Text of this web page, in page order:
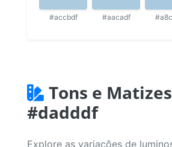
#accbdf #aacadf
Tons e
#dadddf
Explore as variações de